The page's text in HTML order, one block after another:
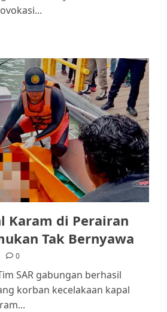
Karam di Perairan
Tak Bernyawa
0
SAR gabungan berhasil
korban kecelakaan kapal